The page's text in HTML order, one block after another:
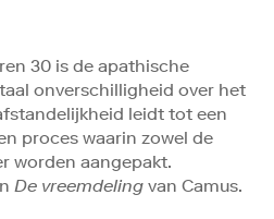
30 is de apathische
onverschilligheid over het
leidt tot een
proces waarin zowel de
worden aangepakt.
De vreemdeling van Camus.